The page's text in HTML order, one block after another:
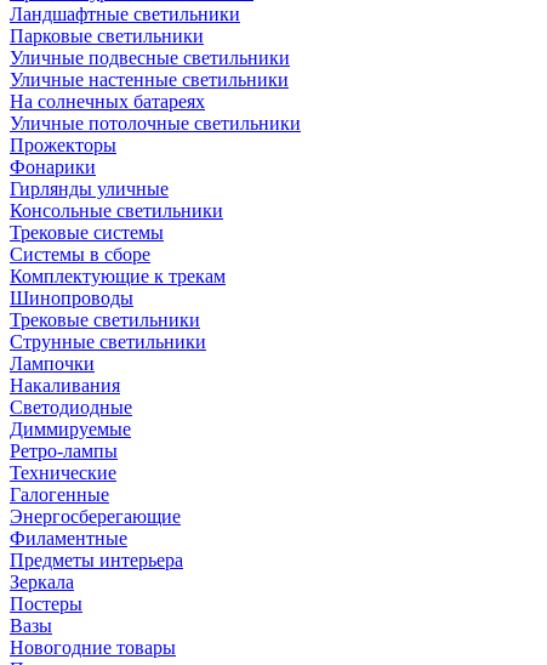
Ландшафтные светильники
Парковые светильники
Уличные подвесные светильники
Уличные настенные светильники
На солнечных батареях
Уличные потолочные светильники
Прожекторы
Фонарики
Гирлянды уличные
Консольные светильники
Трековые системы
Системы в сборе
Комплектующие к трекам
Шинопроводы
Трековые светильники
Струнные светильники
Лампочки
Накаливания
Светодиодные
Диммируемые
Ретро-лампы
Технические
Галогенные
Энергосберегающие
Филаментные
Предметы интерьера
Зеркала
Постеры
Вазы
Новогодние товары